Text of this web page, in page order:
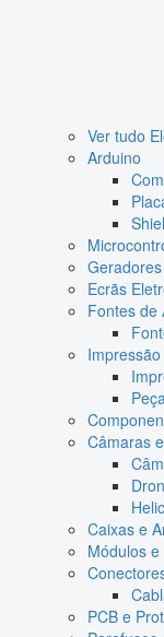
Ver tudo
Arduino
Ecrãs
Fontes de
Câmaras
Caixas e
Módulos
PCB e